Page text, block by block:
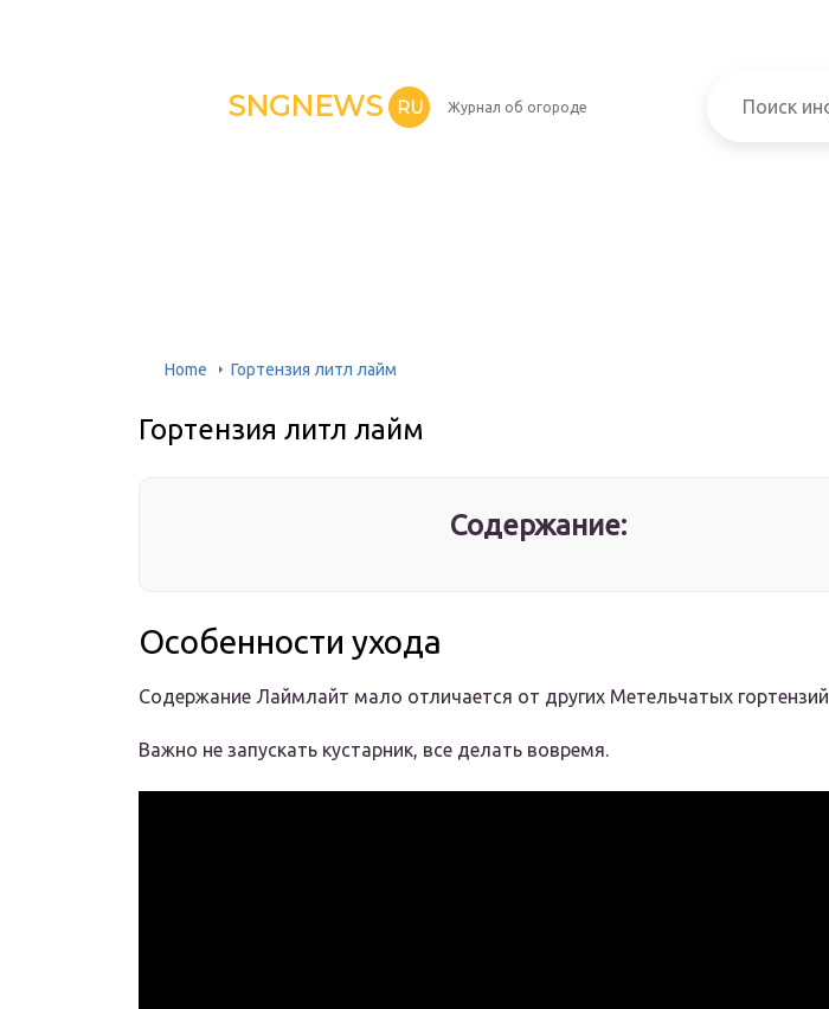
SNGNEWS RU Журнал об огороде
Home Гортензия литл лайм
Гортензия литл лайм
Содержание:
Особенности ухода
Содержание Лаймлайт мало отличается от других Метельчатых гортензий
Важно не запускать кустарник, все делать вовремя.